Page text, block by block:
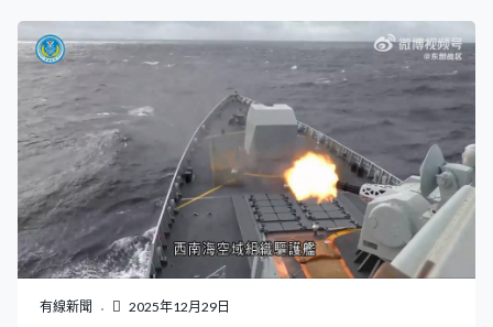
兵演練。 針對解放軍宣布展開圍台軍演，台灣的防衛部門
批評是坐實侵略者的本質，強調已成立應變中心，派遣適
切兵力應對，並立即備戰操演，用實際行動守護自由民
主。不過有台媒報道，一輛勇虎式坦克在高雄出勤途中懷
疑因引擎過熱起火，冒出大量白煙。 至於出席完雙城論壇
返台的台北市長蔣萬安則強調，任何造成區域衝突升高的
行為都予以嚴厲譴責。台北市長蔣萬安：「我的立場非常
堅定而且一貫，要對話不要對峙，要和平繁榮，不要波濤
呼嘯。」 另外，澎湖區漁會已通過漁業電台廣播，呼籲漁
民緊急收網避讓，等待軍演結束後才繼續作業。
有線新聞 2025年12月29日